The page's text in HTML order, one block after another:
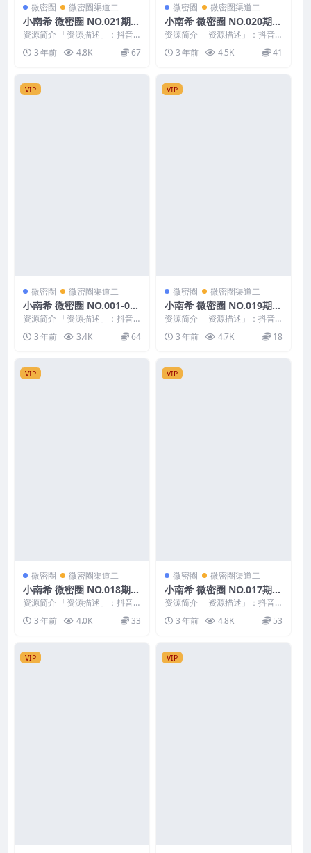
微密圈 微密圈渠道二
小南希 微密圈 NO.021期
最新至：2023.11.222
资源简介 「资源描述」：抖音
小南希 微密圈 NO.021期 【44P
3V】最新...
3 年前 4.8K 67
微密圈 微密圈渠道二
小南希 微密圈 NO.020期
最新至：2023.11.10
资源简介 「资源描述」：抖音
小南希 微密圈 NO.020期 【15
P】最新至：...
3 年前 4.5K 41
VIP
微密圈 微密圈渠道二
小南希 微密圈 NO.001-019
期 最新至：2023.9.13
资源简介 「资源描述」：抖音
小南希 微密圈 NO.001-019期
最新至：2...
3 年前 3.4K 64
VIP
微密圈 微密圈渠道二
小南希 微密圈 NO.019期
最新至：2023.9.13
资源简介 「资源描述」：抖音
小南希 微密圈 NO.019期 【15
P】最新至：...
3 年前 4.7K 18
VIP
微密圈 微密圈渠道二
小南希 微密圈 NO.018期
最新至：2023.9.8
资源简介 「资源描述」：抖音
小南希 微密圈 NO.018期 【12
P】最新至：...
3 年前 4.0K 33
VIP
微密圈 微密圈渠道二
小南希 微密圈 NO.017期
最新至：2023.9.6
资源简介 「资源描述」：抖音
小南希 微密圈 NO.017期 【9P1
V】最新至...
3 年前 4.8K 53
VIP VIP